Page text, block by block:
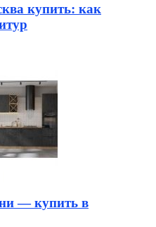
купить: как
— купить в